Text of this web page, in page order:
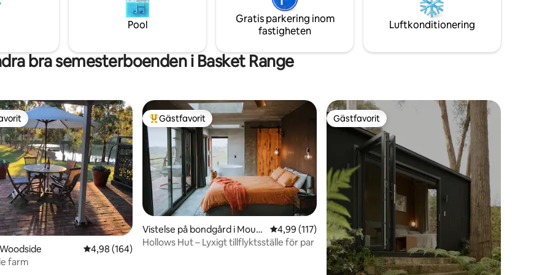
underbara platser att
sitta och utforska.
om mer information om du är
intresserad av att boka en rundtur.
Pool
Gratis parkering inom
fastigheten
Luftkonditionering
bra semesterboenden i Basket Range
betyg, 66 omdömen
4,98 av 5 i genomsnittligt betyg, 164 omdömen
4,98 (164)
farm
Populär gästfavorit
Gästfavorit
Vistelse på bondgård i Mount
Torrens
4,99 av 5 i genomsnittligt betyg, 117 omdömen
4,99 (117)
Hollows Hut – Lyxigt tillflyktsställe för par
Gästfavorit
Gästfavorit